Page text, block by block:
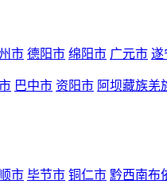
市 德阳市 绵阳市 广元市 遂
巴中市 资阳市 阿坝藏族羌
市 毕节市 铜仁市 黔西南布